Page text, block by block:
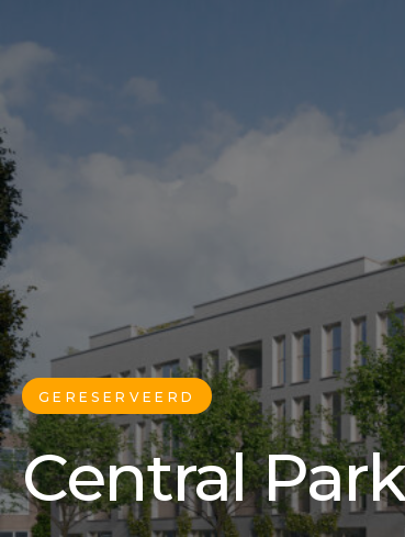
GERESERVEERD
Central